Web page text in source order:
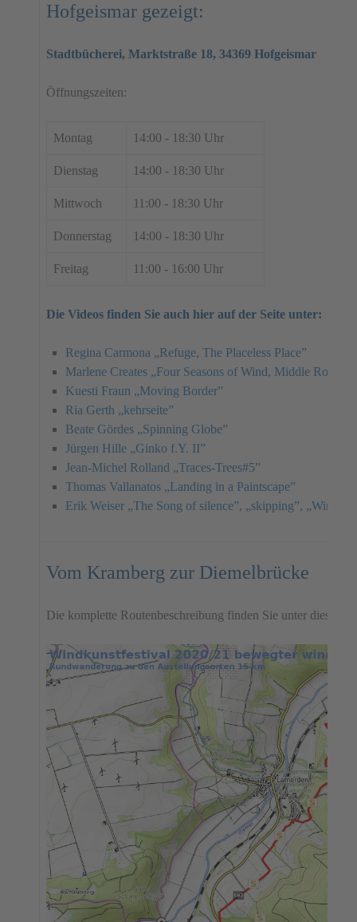
Hofgeismar gezeigt:
Stadtbücherei, Marktstraße 18, 34369 Hofgeismar
Öffnungszeiten:
Montag 14:00 - 18:30 Uhr
Dienstag 14:00 - 18:30 Uhr
Mittwoch 11:00 - 18:30 Uhr
Donnerstag 14:00 - 18:30 Uhr
Freitag 11:00 - 16:00 Uhr
Die Videos finden Sie auch hier auf der Seite unter:
Regina Carmona „Refuge, The Placeless Place”
Marlene Creates „Four Seasons of Wind, Middle Rock,
Kuesti Fraun „Moving Border”
Ria Gerth „kehrseite”
Beate Gördes „Spinning Globe”
Jürgen Hille „Ginko f.Y. II”
Jean-Michel Rolland „Traces-Trees#5”
Thomas Vallanatos „Landing in a Paintscape”
Erik Weiser „The Song of silence”, „skipping”,
Vom Kramberg zur Diemelbrücke
Die komplette Routenbeschreibung finden Sie unter diesem